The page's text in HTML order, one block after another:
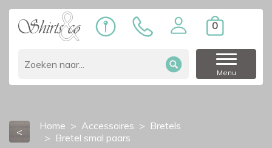
0
Menu
< Home Accessoires
Bretels
Bretel smal paars